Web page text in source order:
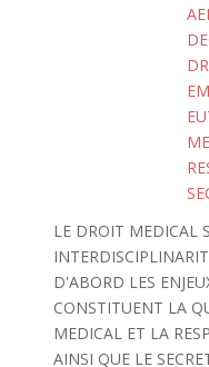
LE DROIT MEDICAL
D'ABORD LES
CONSTITUENT LA
MEDICAL ET LA
AINSI QUE LE